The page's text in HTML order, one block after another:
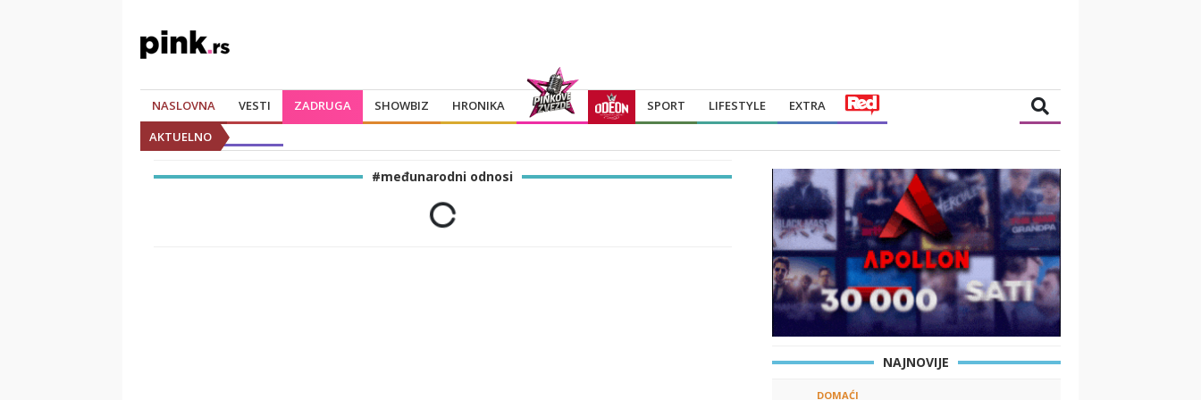
NASLOVNA VESTI ZADRUGA SHOWBIZ HRONIKA SPORT LIFESTYLE
EXTRA
AKTUELNO
#međunarodni odnosi
NAJNOVIJE
DOMAĆI